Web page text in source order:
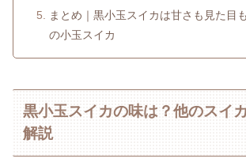
まとめ｜黒小玉スイカは甘さも見た目
の小玉スイカ
黒小玉スイカの味は？他のスイ
解説